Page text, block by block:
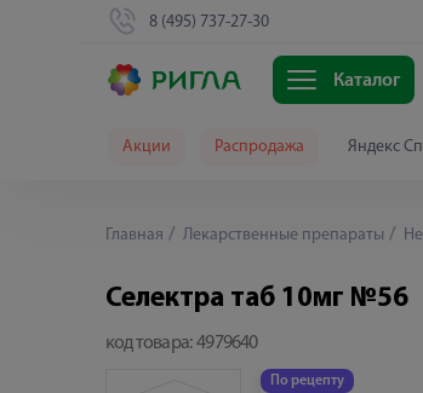
8 (495) 737-27-30
Каталог
Акции Распродажа Яндекс
Главная Лекарственные препараты
Селектра таб 10мг №56
код товара: 4979640
По рецепту